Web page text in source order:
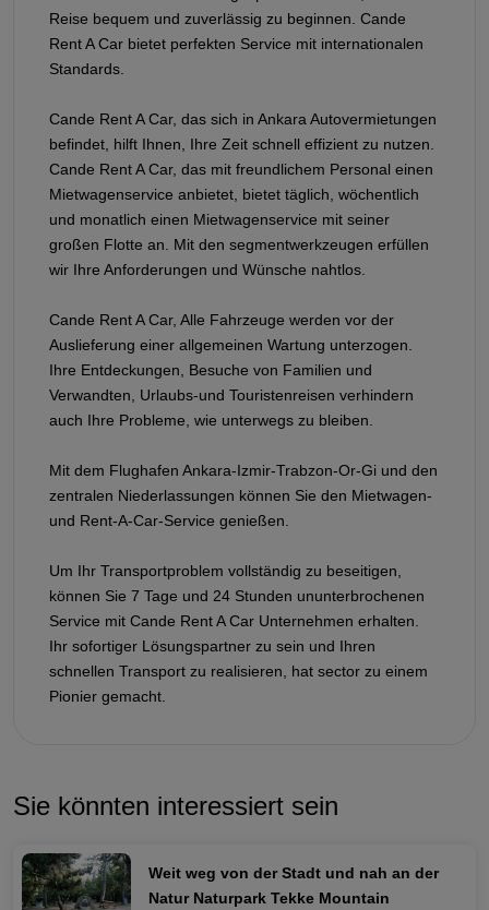
Reise bequem und zuverlässig zu beginnen. Cande
Rent A Car bietet perfekten Service mit internationalen
Standards.
Cande Rent A Car, das sich in Ankara Autovermietungen
befindet, hilft Ihnen, Ihre Zeit schnell effizient zu nutzen.
Cande Rent A Car, das mit freundlichem Personal einen
Mietwagenservice anbietet, bietet täglich, wöchentlich
und monatlich einen Mietwagenservice mit seiner
großen Flotte an. Mit den segmentwerkzeugen erfüllen
wir Ihre Anforderungen und Wünsche nahtlos.
Cande Rent A Car, Alle Fahrzeuge werden vor der
Auslieferung einer allgemeinen Wartung unterzogen.
Ihre Entdeckungen, Besuche von Familien und
Verwandten, Urlaubs-und Touristenreisen verhindern
auch Ihre Probleme, wie unterwegs zu bleiben.
Mit dem Flughafen Ankara-Izmir-Trabzon-Or-Gi und den
zentralen Niederlassungen können Sie den Mietwagen-
und Rent-A-Car-Service genießen.
Um Ihr Transportproblem vollständig zu beseitigen,
können Sie 7 Tage und 24 Stunden ununterbrochenen
Service mit Cande Rent A Car Unternehmen erhalten.
Ihr sofortiger Lösungspartner zu sein und Ihren
schnellen Transport zu realisieren, hat sector zu einem
Pionier gemacht.
Sie könnten interessiert sein
Weit weg von der Stadt und nah an der
Natur Naturpark Tekke Mountain